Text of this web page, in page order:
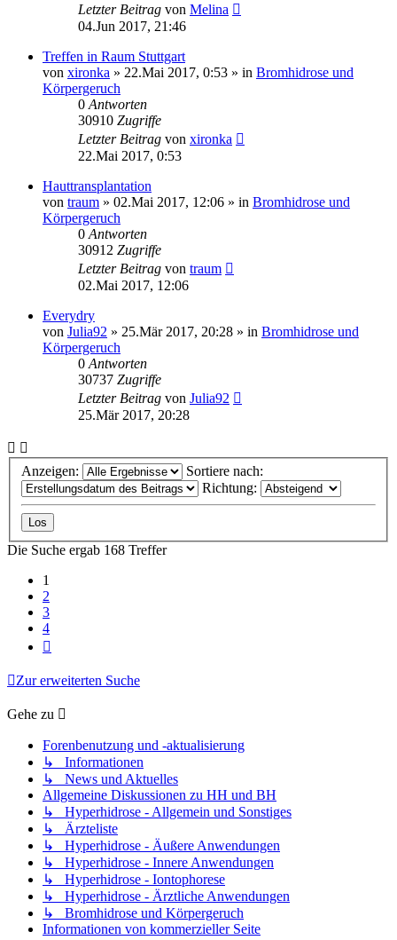
Letzter Beitrag von Melina
04.Jun 2017, 21:46
Treffen in Raum Stuttgart
von xironka » 22.Mai 2017, 0:53 » in Bromhidrose und
Körpergeruch
0 Antworten
30910 Zugriffe
Letzter Beitrag von xironka
22.Mai 2017, 0:53
Hauttransplantation
von traum » 02.Mai 2017, 12:06 » in Bromhidrose und
Körpergeruch
0 Antworten
30912 Zugriffe
Letzter Beitrag von traum
02.Mai 2017, 12:06
Everydry
von Julia92 » 25.Mär 2017, 20:28 » in Bromhidrose und
Körpergeruch
0 Antworten
30737 Zugriffe
Letzter Beitrag von Julia92
25.Mär 2017, 20:28
Anzeigen:
Sortiere nach:
Richtung:
Die Suche ergab 168 Treffer
1
2
3
4
Zur erweiterten Suche
Gehe zu
Forenbenutzung und -aktualisierung
↳ Informationen
↳ News und Aktuelles
Allgemeine Diskussionen zu HH und BH
↳ Hyperhidrose - Allgemein und Sonstiges
↳ Ärzteliste
↳ Hyperhidrose - Äußere Anwendungen
↳ Hyperhidrose - Innere Anwendungen
↳ Hyperhidrose - Iontophorese
↳ Hyperhidrose - Ärztliche Anwendungen
↳ Bromhidrose und Körpergeruch
Informationen von kommerzieller Seite